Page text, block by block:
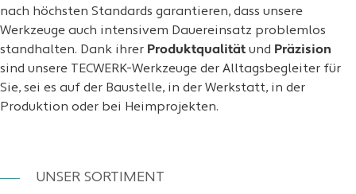
nach höchsten Standards garantieren, dass unsere
Werkzeuge auch intensivem Dauereinsatz problemlos
standhalten. Dank ihrer Produktqualität und Präzision
sind unsere TECWERK-Werkzeuge der Alltagsbegleiter für
Sie, sei es auf der Baustelle, in der Werkstatt, in der
Produktion oder bei Heimprojekten.
UNSER SORTIMENT